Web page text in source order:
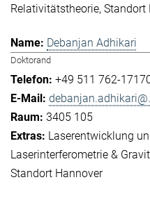
Relativitätstheorie Standort
Debanjan Adhikari
Doktorand
+49 511 762-
3405 105
Laserentwicklung
Laserinterferometrie &
Standort Hannover